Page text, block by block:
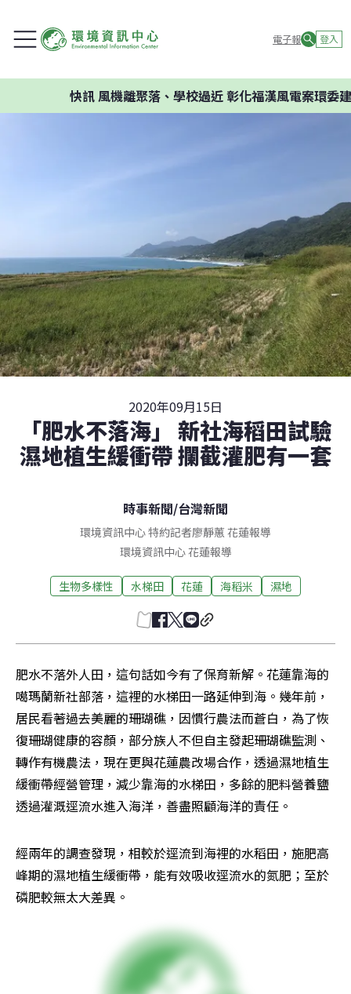
電子報 登入
風機離聚落、學校過近 彰化福漢風電案環委建議不
2020年09月15日
「肥水不落海」 新社海稻田試驗
濕地植生緩衝帶 攔截灌肥有一套
時事新聞/台灣新聞
環境資訊中心 特約記者廖靜蕙 花蓮報導
環境資訊中心 花蓮報導
生物多樣性 水梯田 花蓮 海稻米 濕地
肥水不落外人田，這句話如今有了保育新解。花蓮靠海的
噶瑪蘭新社部落，這裡的水梯田一路延伸到海。幾年前，
居民看著過去美麗的珊瑚礁，因慣行農法而蒼白，為了恢
復珊瑚健康的容顏，部分族人不但自主發起珊瑚礁監測、
轉作有機農法，現在更與花蓮農改場合作，透過濕地植生
緩衝帶經營管理，減少靠海的水梯田，多餘的肥料營養鹽
透過灌溉逕流水進入海洋，善盡照顧海洋的責任。
經兩年的調查發現，相較於逕流到海裡的水稻田，施肥高
峰期的濕地植生緩衝帶，能有效吸收逕流水的氮肥；至於
磷肥較無太大差異。